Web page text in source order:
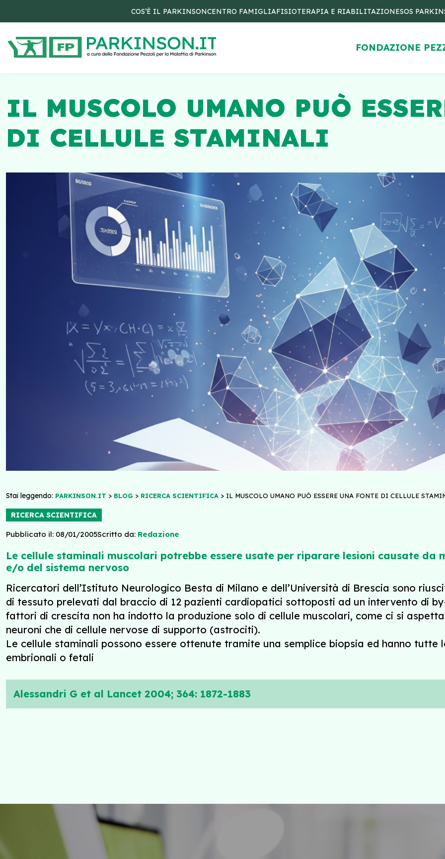
COS’È IL PARKINSONCENTRO FAMIGLIAFISIOTERAPIA E RIABILITAZIONESOS
FONDAZIONE
IL MUSCOLO UMANO PUÒ
DI CELLULE STAMINALI
Stai leggendo: PARKINSON.IT > BLOG > RICERCA SCIENTIFICA > IL MUSCOLO UMANO PUÒ ESSERE UNA FONTE DI CELLULE
RICERCA SCIENTIFICA
Pubblicato il: 08/01/2005Scritto da: Redazione
Le cellule staminali muscolari potrebbe essere usate per riparare lesioni causate
e/o del sistema nervoso
Ricercatori dell’Istituto Neurologico Besta di Milano e dell’Università di Brescia sono
di tessuto prelevati dal braccio di 12 pazienti cardiopatici sottoposti ad un intervento di
fattori di crescita non ha indotto la produzione solo di cellule muscolari, come ci si
neuroni che di cellule nervose di supporto (astrociti).
Le cellule staminali possono essere ottenute tramite una semplice biopsia ed hanno
embrionali o fetali
Alessandri G et al Lancet 2004; 364: 1872-1883